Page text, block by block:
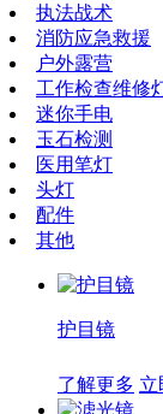
执法战术
消防应急救援
户外露营
工作检查维修
迷你手电
玉石检测
医用笔灯
头灯
配件
其他
护目镜
了解更多 立